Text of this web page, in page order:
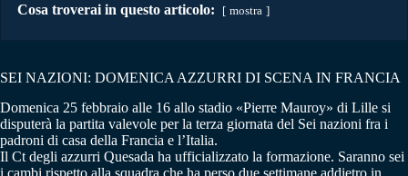
Cosa troverai in questo articolo: mostra
SEI NAZIONI: DOMENICA AZZURRI DI SCENA IN FRANCIA
Domenica 25 febbraio alle 16 allo stadio «Pierre Mauroy» di Lille si
disputerà la partita valevole per la terza giornata del Sei nazioni fra i
padroni di casa della Francia e l’Italia.
Il Ct degli azzurri Quesada ha ufficializzato la formazione. Saranno sei
i cambi rispetto alla squadra che ha perso due settimane addietro in